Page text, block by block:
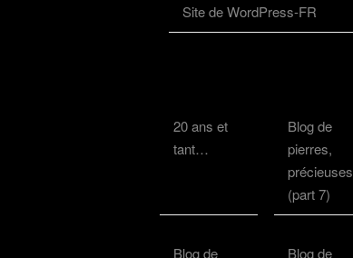
Site de WordPress-FR
20 ans et
tant…
Blog de
pierres,
précieuses
(part 7)
Blog de
Blog de